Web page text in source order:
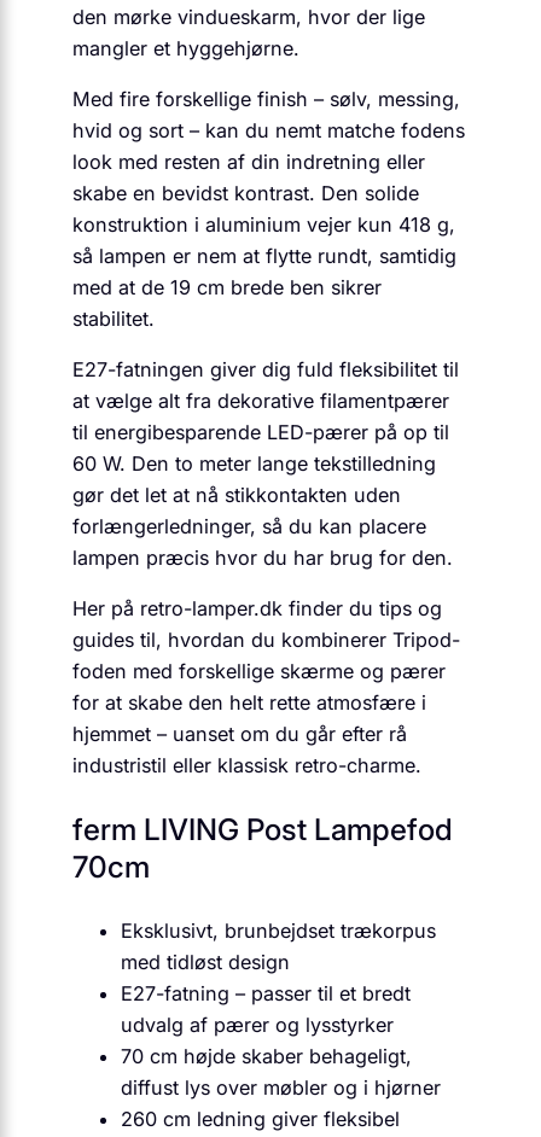
den mørke vindueskarm, hvor der lige
mangler et hygge­hjørne.
Med fire forskellige finish – sølv, messing,
hvid og sort – kan du nemt matche fodens
look med resten af din indretning eller
skabe en bevidst kontrast. Den solide
konstruktion i aluminium vejer kun 418 g,
så lampen er nem at flytte rundt, samtidig
med at de 19 cm brede ben sikrer
stabilitet.
E27-fatningen giver dig fuld fleksibilitet til
at vælge alt fra dekorative filament­pærer
til energibesparende LED-pærer på op til
60 W. Den to meter lange tekstilledning
gør det let at nå stikkontakten uden
forlængerledninger, så du kan placere
lampen præcis hvor du har brug for den.
Her på retro-lamper.dk finder du tips og
guides til, hvordan du kombinerer Tripod-
foden med forskellige skærme og pærer
for at skabe den helt rette atmosfære i
hjemmet – uanset om du går efter rå
industristil eller klassisk retro-charme.
ferm LIVING Post Lampefod
70cm
Eksklusivt, brunbejdset trækorpus
med tidløst design
E27-fatning – passer til et bredt
udvalg af pærer og lysstyrker
70 cm højde skaber behageligt,
diffust lys over møbler og i hjørner
260 cm ledning giver fleksibel